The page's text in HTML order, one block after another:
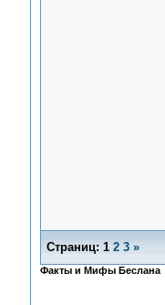
Страниц: 1 2 3 »
Факты и Мифы Беслана